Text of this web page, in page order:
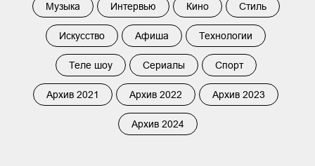
Музыка Интервью Кино Стиль
Искусство Афиша Технологии
Теле шоу Сериалы Спорт
Архив 2021 Архив 2022 Архив 2023
Архив 2024